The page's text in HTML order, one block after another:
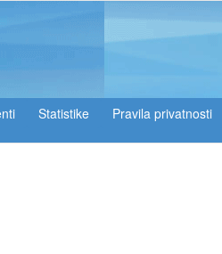
Statistike